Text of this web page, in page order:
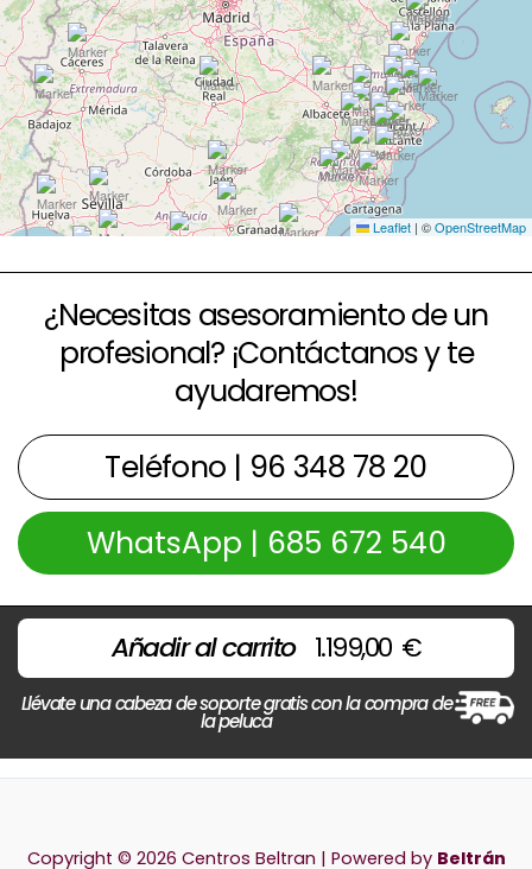
Leaflet | ©OpenStreetMap
¿Necesitas asesoramiento de un
profesional? ¡Contáctanos y te
ayudaremos!
Teléfono | 96 348 78 20
WhatsApp | 685 672 540
Añadir al carrito 1.199,00 €
Llévate una cabeza de soporte gratis con la compra de
la peluca
Copyright © 2026 Centros Beltran | Powered by Beltrán